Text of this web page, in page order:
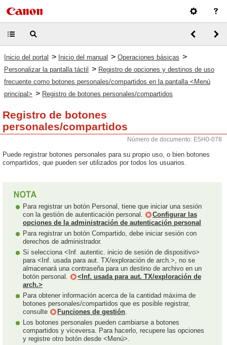
Inicio del portal > Inicio del manual > Operaciones básicas >
Personalizar la pantalla táctil > Registro de opciones y destinos de uso
frecuente como botones personales/compartidos en la pantalla <Menú
principal> > Registro de botones personales/compartidos
Registro de botones
personales/compartidos
Número de documento: E5H0-078
Puede registrar botones personales para su propio uso, o bien botones
compartidos, que pueden ser utilizados por todos los usuarios.
Para registrar un botón Personal, tiene que iniciar una sesión
con la gestión de autenticación personal.
Configurar las
opciones de la administración de autenticación personal
Para registrar un botón Compartido, debe iniciar sesión con
derechos de administrador.
Si selecciona <Inf. autentic. inicio de sesión de dispositivo>
para <Inf. usada para aut. TX/exploración de arch.>, no se
almacenará una contraseña para un destino de archivo en un
botón personal.
<Inf. usada para aut. TX/exploración de
arch.>
Para obtener información acerca de la cantidad máxima de
botones personales/compartidos que es posible registrar,
consulte
Funciones de gestión.
Los botones personales pueden cambiarse a botones
compartidos y viceversa. Para hacerlo, recupere las opciones
y registre otro botón desde <Menú>.